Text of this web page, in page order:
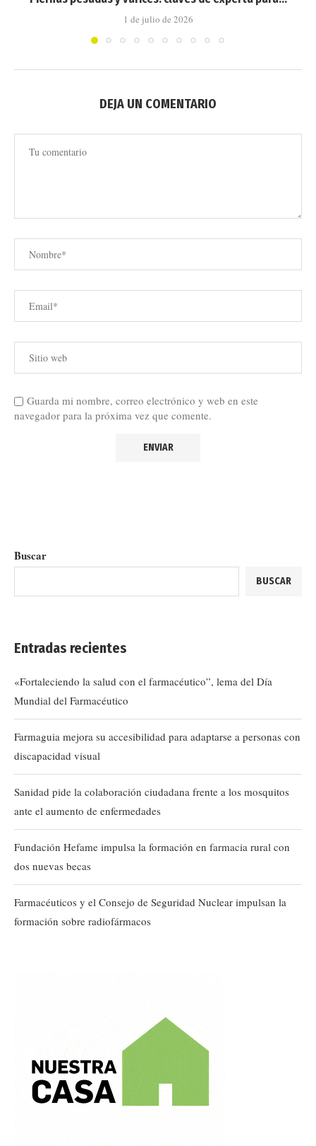
1 de julio de 2026
DEJA UN COMENTARIO
Guarda mi nombre, correo electrónico y web en este
navegador para la próxima vez que comente.
Buscar
BUSCAR
Entradas recientes
«Fortaleciendo la salud con el farmacéutico”, lema del Día
Mundial del Farmacéutico
Farmaguia mejora su accesibilidad para adaptarse a personas con
discapacidad visual
Sanidad pide la colaboración ciudadana frente a los mosquitos
ante el aumento de enfermedades
Fundación Hefame impulsa la formación en farmacia rural con
dos nuevas becas
Farmacéuticos y el Consejo de Seguridad Nuclear impulsan la
formación sobre radiofármacos